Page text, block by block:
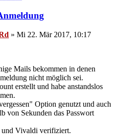
» Mi 22. Mär 2017, 10:17
Mails bekommen in denen
nicht möglich sei.
erstellt und habe anstandslos
Option genutzt und auch
von Sekunden das Passwort
Vivaldi verifiziert.